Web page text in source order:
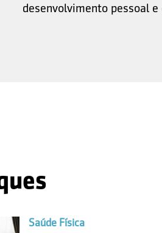
desenvolvimento pessoal
Saúde Física